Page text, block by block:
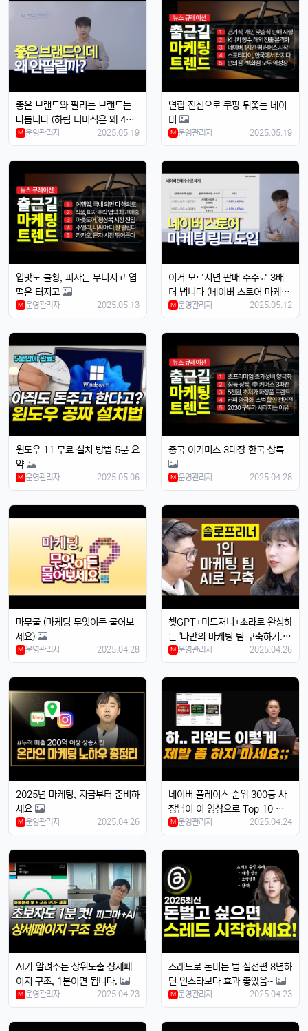
좋은 브랜드와 팔리는 브랜드는
다릅니다 (하림 더미식은 왜 4천
억 적자를 냈을까?)
M 운영관리자 2025.05.19
연합 전선으로 쿠팡 뒤쫓는 네이
버
M 운영관리자 2025.05.19
입맛도 불황, 피자는 무너지고 엽
떡은 터지고
M 운영관리자 2025.05.13
이거 모르시면 판매 수수료 3배
더 냅니다 (네이버 스토어 마케팅
링크 정책)
M 운영관리자 2025.05.12
윈도우 11 무료 설치 방법 5분 요
약
M 운영관리자 2025.05.06
중국 이커머스 3대장 한국 상륙
M 운영관리자 2025.04.28
마무물 (마케팅 무엇이든 물어보
세요)
M 운영관리자 2025.04.28
챗GPT+미드저니+소라로 완성하
는 '나만의 마케팅 팀 구축하기.초
보자도 가능
M 운영관리자 2025.04.26
2025년 마케팅, 지금부터 준비하
세요
M 운영관리자 2025.04.26
네이버 플레이스 순위 300등 사
장님이 이 영상으로 Top 10 등극
M 운영관리자 2025.04.24
AI가 알려주는 상위노출 상세페
이지 구조, 1분이면 됩니다.
M 운영관리자 2025.04.23
스레드로 돈버는 법 실전편 8년하
던 인스타보다 효과 좋았음~
M 운영관리자 2025.04.23
1 태양신13:32:50
새로 나온 아이폰 어때용? 기능 많이 좋아졌남?
1 달달구리13:32:50
1 빠르밍 13:32:50
맞아요, 특히 야간 모드가 대박임ㄷㄷㄷ
배터리도 더 오래 가는 거 같음요ㅎㅎ
1 13:32:50
디자인도 세련되고 색상도 예쁨....
1 빠르밍13:32:50
근데 가격이 좀 부담되긴 함요ㅋ
13:32:50
1 빠르밍 13:32:50
스토리지도 더 늘어났던데, 용량 걱정 덜겠음ㅋㅋ